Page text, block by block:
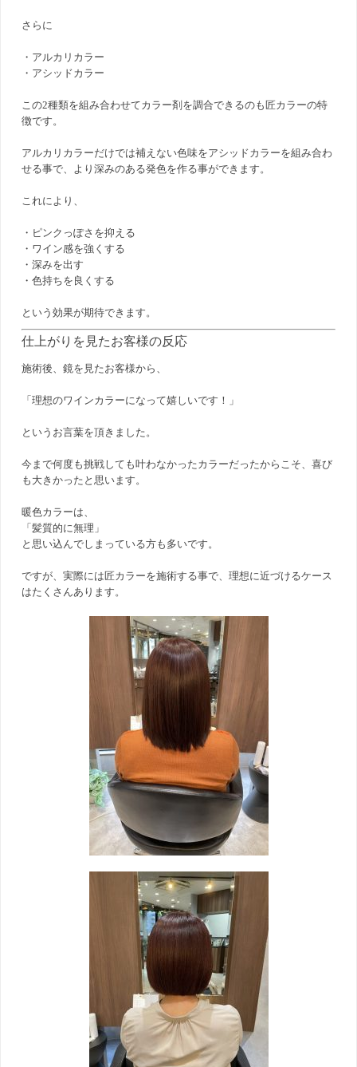
さらに
・アルカリカラー
・アシッドカラー
この2種類を組み合わせてカラー剤を調合できるのも匠カラーの特
徴です。
アルカリカラーだけでは補えない色味をアシッドカラーを組み合わ
せる事で、より深みのある発色を作る事ができます。
これにより、
・ピンクっぽさを抑える
・ワイン感を強くする
・深みを出す
・色持ちを良くする
という効果が期待できます。
仕上がりを見たお客様の反応
施術後、鏡を見たお客様から、
「理想のワインカラーになって嬉しいです！」
というお言葉を頂きました。
今まで何度も挑戦しても叶わなかったカラーだったからこそ、喜び
も大きかったと思います。
暖色カラーは、
「髪質的に無理」
と思い込んでしまっている方も多いです。
ですが、実際には匠カラーを施術する事で、理想に近づけるケース
はたくさんあります。